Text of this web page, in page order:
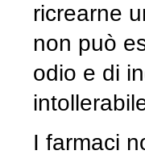
ricrearne
non può
odio e di
I farmaci